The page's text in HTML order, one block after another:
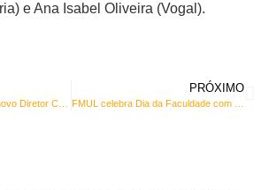
e Ana Isabel Oliveira (Vogal).
Asisa Portugal nomeia novo Diretor Comercial e Marketing
PRÓXIMO